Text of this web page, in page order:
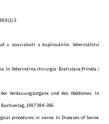
v souvislosti s kupírováním. Veterinářství
In Veterinárna chirurgia. Bratislava;Príroda /
Verdauungsorgane und des Abddomes. In
1997:384–386.
procedures in swine. In Diseases of Swine.